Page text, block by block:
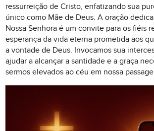
ressurreição de Cristo, enfatizando sua
único como Mãe de Deus. A oração
Nossa Senhora é um convite para os fiéis
esperança da vida eterna prometida aos
a vontade de Deus. Invocamos sua
ajudar a alcançar a santidade e a graça
sermos elevados ao céu em nossa